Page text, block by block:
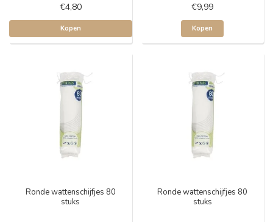
€4,80
Kopen
€9,99
Kopen
Ronde wattenschijfjes 80
stuks
Ronde wattenschijfjes 80
stuks